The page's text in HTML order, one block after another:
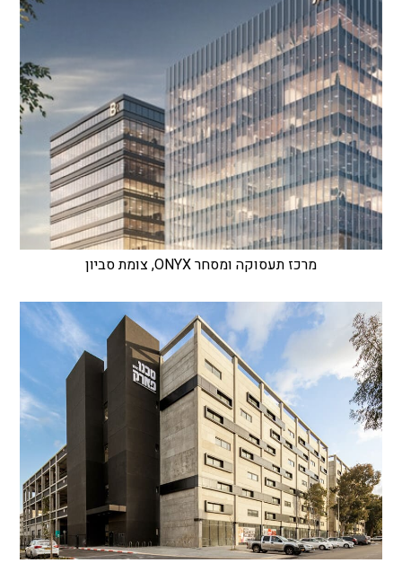
מרכז תעסוקה ומסחר ONYX, צומת סביון